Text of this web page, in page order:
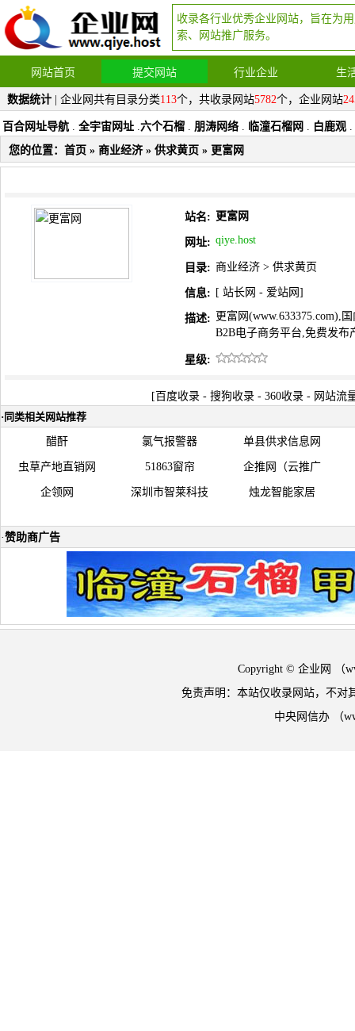
收录各行业优秀企业网站，旨在为
索、网站推广服务。
网站首页 提交网站 行业企业 生
数据统计 | 企业网共有目录分类113个，共收录网站5782个，企业网站
百合网址导航 . 全宇宙网址 .六个石榴 . 朋涛网络 . 临潼石榴网 . 白鹿观 .
您的位置： 首页 » 商业经济» 供求黄页 » 更富网
站名: 更富网
网址: qiye.host
目录: 商业经济 > 供求黄页
信息: [ 站长网 - 爱站网 ]
描述: 更富网(www.633375.com),
B2B电子商务平台,免费发
星级:
[ 百度收录 - 搜狗收录 - 360收录 - 网站流
· 同类相关网站推荐
醋酐 氯气报警器 单县供求信息网
虫草产地直销网 51863窗帘 企推网（云推广
企领网 深圳市智莱科技 烛龙智能家居
·赞助商广告
Copyright © 企业网 （
免责声明：本站仅收录网站，不对
中央网信办 （